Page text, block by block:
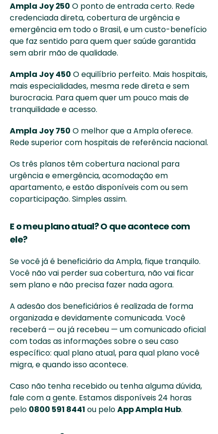
Ampla Joy 250 O ponto de entrada certo. Rede
credenciada direta, cobertura de urgência e
emergência em todo o Brasil, e um custo-benefício
que faz sentido para quem quer saúde garantida
sem abrir mão de qualidade.
Ampla Joy 450 O equilíbrio perfeito. Mais hospitais,
mais especialidades, mesma rede direta e sem
burocracia. Para quem quer um pouco mais de
tranquilidade e acesso.
Ampla Joy 750 O melhor que a Ampla oferece.
Rede superior com hospitais de referência nacional.
Os três planos têm cobertura nacional para
urgência e emergência, acomodação em
apartamento, e estão disponíveis com ou sem
coparticipação. Simples assim.
E o meu plano atual? O que acontece com
ele?
Se você já é beneficiário da Ampla, fique tranquilo.
Você não vai perder sua cobertura, não vai ficar
sem plano e não precisa fazer nada agora.
A adesão dos beneficiários é realizada de forma
organizada e devidamente comunicada. Você
receberá — ou já recebeu — um comunicado oficial
com todas as informações sobre o seu caso
específico: qual plano atual, para qual plano você
migra, e quando isso acontece.
Caso não tenha recebido ou tenha alguma dúvida,
fale com a gente. Estamos disponíveis 24 horas
pelo 0800 591 8441 ou pelo App Ampla Hub.